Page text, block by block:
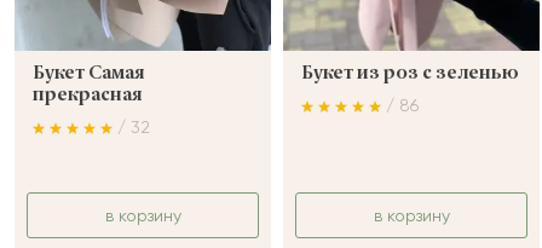
Букет Самая
прекрасная
/ 32
в корзину
Букет из роз с зеленью
/ 86
в корзину